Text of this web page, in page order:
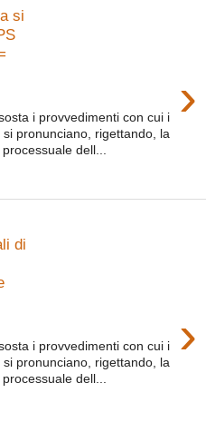
si
›
i provvedimenti con cui i
pronunciano, rigettando, la
dell...
di
›
i provvedimenti con cui i
pronunciano, rigettando, la
dell...